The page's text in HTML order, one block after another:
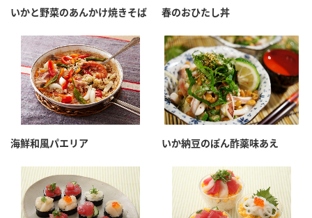
いかと野菜のあんかけ焼きそば 春のおひたし丼
海鮮和風パエリア いか納豆のぽん酢薬味あえ